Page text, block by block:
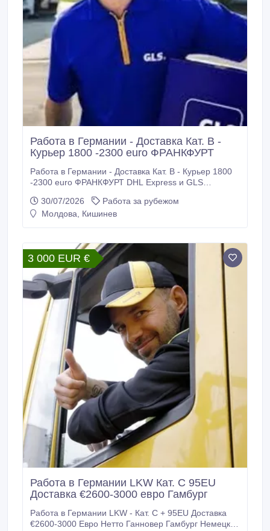
Работа в Германии - Доставка Кат. В -
Курьер 1800 -2300 euro ФРАНКФУРТ
Работа в Германии - Доставка Кат. В - Курьер 1800
-2300 euro ФРАНКФУРТ DHL Express и GLS
Требуются: - Водители - курьеры категории В для
доставки посылок. Требования: - Возраст до 45 лет -
30/07/2026
Работа за рубежом
Молдова, Кишинев
3 000 EUR €
Работа в Германии LKW Кат. С 95EU
Доставка €2600-3000 евро Гамбург
Работа в Германии LKW - Кат. С + 95EU Доставка
€2600-3000 Евро Нетто Ганновер Гамбург Немецкая